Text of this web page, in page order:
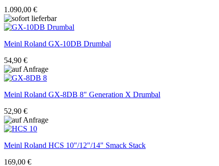
1.090,00 €
Meinl Roland GX-10DB Drumbal
54,90 €
Meinl Roland GX-8DB 8" Generation X Drumbal
52,90 €
Meinl Roland HCS 10"/12"/14" Smack Stack
169,00 €